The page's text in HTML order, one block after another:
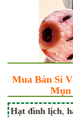
Mua Bán Sỉ
Mụn
Hạt đình lịch,